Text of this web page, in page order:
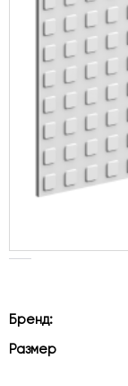
Бренд:
Размер